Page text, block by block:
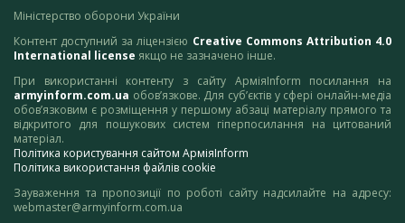
Міністерство оборони України
Контент доступний за ліцензією Creative Commons Attribution 4.0
International license якщо не зазначено інше.
При використанні контенту з сайту АрміяInform посилання на
armyinform.com.ua обов’язкове. Для суб’єктів у сфері онлайн-медіа
обов’язковим є розміщення у першому абзаці матеріалу прямого та
відкритого для пошукових систем гіперпосилання на цитований
матеріал.
Політика користування сайтом АрміяInform
Політика використання файлів cookie
Зауваження та пропозиції по роботі сайту надсилайте на адресу:
webmaster@armyinform.com.ua